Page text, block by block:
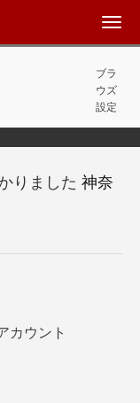
ブラ
ウズ
設定
りました 神奈
カウント